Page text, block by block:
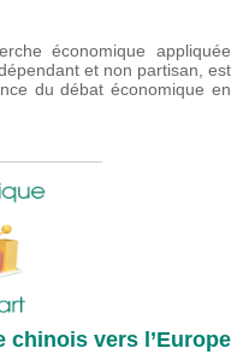
économique appliquée
et non partisan, est
du débat économique en
chinois vers l’Europe